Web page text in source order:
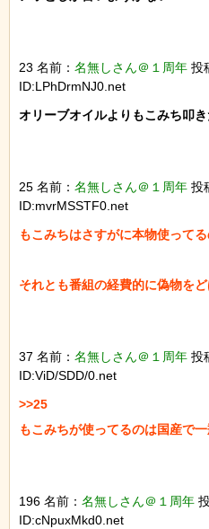
23 名前： 名無しさん＠１周年 投
ID:LPhDrmNJ0.net
オリーブオイルよりもこみち叩
25 名前： 名無しさん＠１周年 投
ID:mvrMSSTF0.net
もこみちはさすがに本物使ってる
それとも番組の経費的に偽物を
37 名前： 名無しさん＠１周年 投
ID:ViD/SDD/0.net
>>25
もこみちが使ってるのは国産で
196 名前： 名無しさん＠１周年
ID:cNpuxMkd0.net